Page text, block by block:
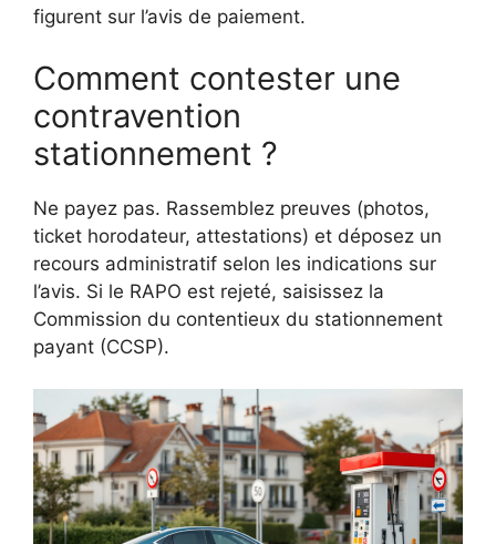
figurent sur l’avis de paiement.
Comment contester une
contravention
stationnement ?
Ne payez pas. Rassemblez preuves (photos,
ticket horodateur, attestations) et déposez un
recours administratif selon les indications sur
l’avis. Si le RAPO est rejeté, saisissez la
Commission du contentieux du stationnement
payant (CCSP).